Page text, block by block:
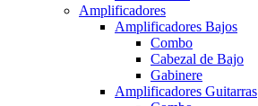
Amplificadores
Amplificadores Bajos
Combo
Cabezal de Bajo
Gabinere
Amplificadores Guitarras